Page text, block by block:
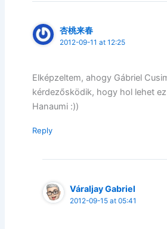
杏桃来春
2012-09-11 at 12:25
Elképzeltem, ahogy Gábriel
kérdezősködik, hogy hol lehet
Hanaumi :))
Reply
Váraljay Gabriel
2012-09-15 at 05:41